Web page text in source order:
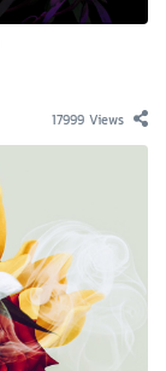
17999 Views